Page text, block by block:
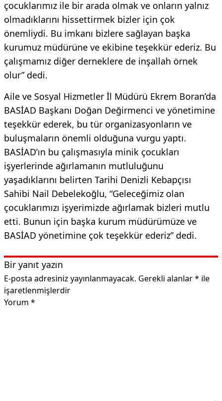
çocuklarımız ile bir arada olmak ve onların yalnız
olmadıklarını hissettirmek bizler için çok
önemliydi. Bu imkanı bizlere sağlayan başka
kurumuz müdürüne ve ekibine teşekkür ederiz. Bu
çalışmamız diğer derneklere de inşallah örnek
olur” dedi.
Aile ve Sosyal Hizmetler İl Müdürü Ekrem Boran’da
BASİAD Başkanı Doğan Değirmenci ve yönetimine
teşekkür ederek, bu tür organizasyonların ve
buluşmaların önemli olduğuna vurgu yaptı.
BASİAD’ın bu çalışmasıyla minik çocukları
işyerlerinde ağırlamanın mutluluğunu
yaşadıklarını belirten Tarihi Denizli Kebapçısı
Sahibi Nail Debelekoğlu, “Geleceğimiz olan
çocuklarımızı işyerimizde ağırlamak bizleri mutlu
etti. Bunun için başka kurum müdürümüze ve
BASİAD yönetimine çok teşekkür ederiz” dedi.
Bir yanıt yazın
E-posta adresiniz yayınlanmayacak. Gerekli alanlar* ile
işaretlenmişlerdir
Yorum *